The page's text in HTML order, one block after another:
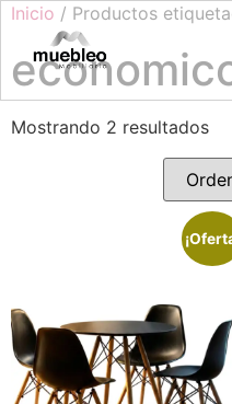
Inicio / Productos
Mostrando 2 resultados